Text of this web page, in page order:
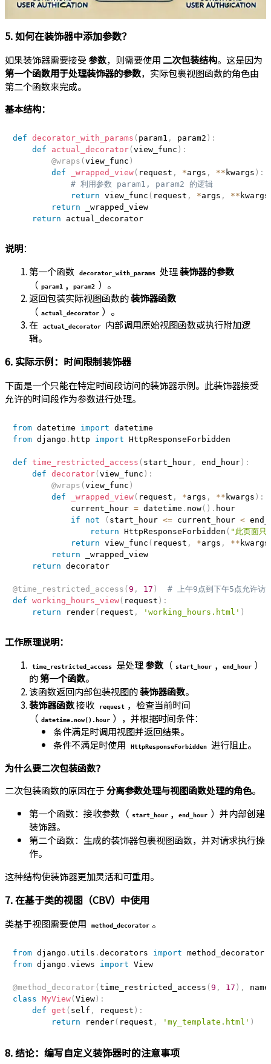
5. 如何在装饰器中添加参数？
如果装饰器需要接受参数，则需要使用 二次包装结构。这是因为
第一个函数用于处理装饰器的参数，实际包裹视图函数的角色由
第二个函数来完成。
基本结构：
def decorator_with_params ( param1 , param2 ) :
def
actual_decorator(view_func ) :
@wraps (view_func )
def
_wrapped_view( request , *args , ** kwargs ) :
# 利用参数 param1, param2 的逻辑
return view_func ( request , *args , ** kwargs
return _wrapped_view
return
actual_decorator
说明：
第一个函数
decorator_with_params 处理装饰器的参数
（ param1 , param2 ）。
返回包装实际视图函数的装饰器函数
（ actual_decorator ）。
在
actual_decorator
内部调用原始视图函数或执行附加逻
辑。
6. 实际示例：时间限制装饰器
下面是一个只能在特定时间段访问的装饰器示例。此装饰器接受
允许的时间段作为参数进行处理。
from datetime import
from django . http import HttpResponseForbidden
def time_restricted_access ( start_hour, end_hour) :
def decorator(view_func ) :
@wraps (view_func )
def
_wrapped_view( request , *args , ** kwargs ) :
            current_hour
= datetime . now( ) . hour
if
not ( start_hour <= current_hour <
return HttpResponseForbidden ( "此页面只
return view_func ( request , *args , ** kwargs
return _wrapped_view
return decorator
@time_restricted_access (9 , 17 )
# 上午9点到下午5点允许访
def working_hours_view( request ) :
return render( request , 'working_hours.html' )
工作原理说明：
time_restricted_access 是处理参数 （ start_hour , end_hour ）
的第一个函数。
该函数返回内部包装视图的装饰器函数。
装饰器函数接收 request ，检查当前时间
（ datetime.now().hour ），并根据时间条件：
条件满足时调用视图并返回结果。
条件不满足时使用
HttpResponseForbidden
进行阻止。
为什么要二次包装函数？
二次包装函数的原因在于分离参数处理与视图函数处理的角色。
第一个函数：接收参数（ start_hour , end_hour ）并内部创建
装饰器。
第二个函数：生成的装饰器包裹视图函数，并对请求执行操
作。
这种结构使装饰器更加灵活和可重用。
7. 在基于类的视图（CBV）中使用
类基于视图需要使用 method_decorator 。
from django . utils . decorators import
method_decorator
from django . views import View
@method_decorator( time_restricted_access ( 9 , 17 ) , name
class MyView( View) :
def get ( self , request ) :
return render( request , 'my_template.html' )
8. 结论：编写自定义装饰器时的注意事项